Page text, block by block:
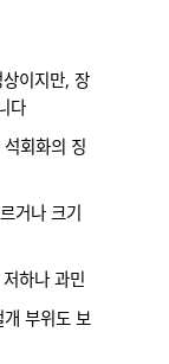
이지만, 장
다
회화의 징
거나 크기
하나 과민
부위도 보